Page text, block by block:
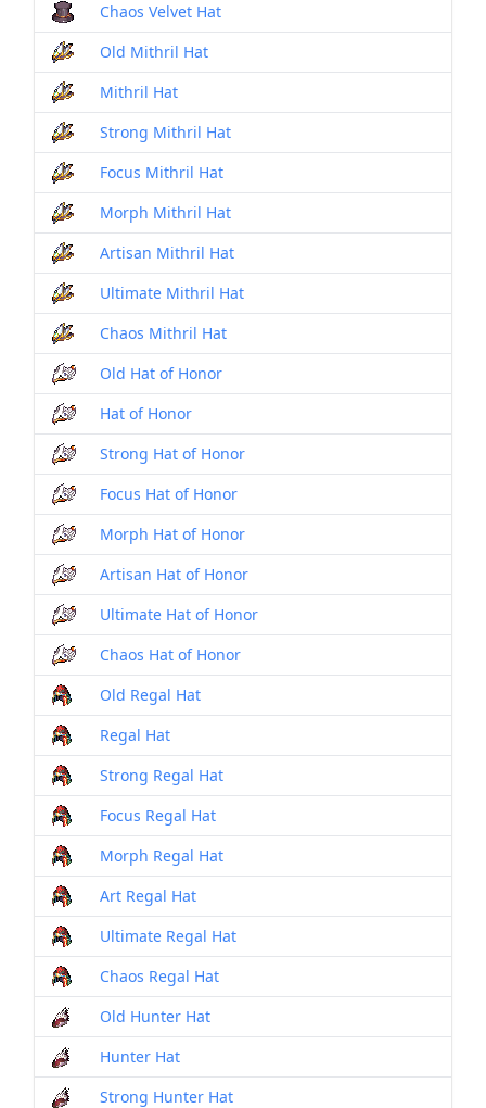
Chaos Velvet Hat
Old Mithril Hat
Mithril Hat
Strong Mithril Hat
Focus Mithril Hat
Morph Mithril Hat
Artisan Mithril Hat
Ultimate Mithril Hat
Chaos Mithril Hat
Old Hat of Honor
Hat of Honor
Strong Hat of Honor
Focus Hat of Honor
Morph Hat of Honor
Artisan Hat of Honor
Ultimate Hat of Honor
Chaos Hat of Honor
Old Regal Hat
Regal Hat
Strong Regal Hat
Focus Regal Hat
Morph Regal Hat
Art Regal Hat
Ultimate Regal Hat
Chaos Regal Hat
Old Hunter Hat
Hunter Hat
Strong Hunter Hat